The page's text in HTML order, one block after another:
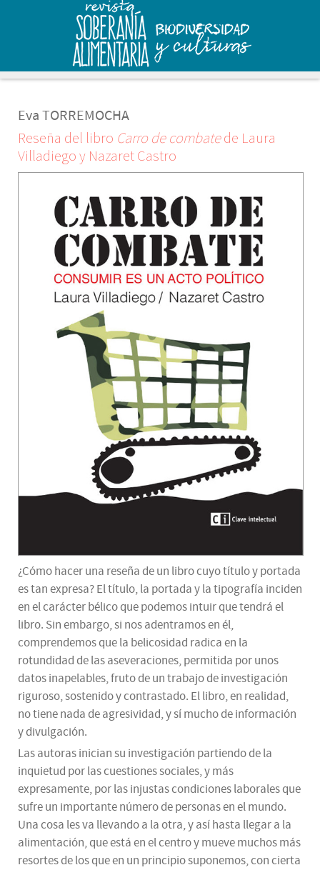
Eva TORREMOCHA
Reseña del libro Carro de combatede Laura
Villadiego y Nazaret Castro
¿Cómo hacer una reseña de un libro cuyo título y portada
es tan expresa? El título, la portada y la tipografía inciden
en el carácter bélico que podemos intuir que tendrá el
libro. Sin embargo, si nos adentramos en él,
comprendemos que la belicosidad radica en la
rotundidad de las aseveraciones, permitida por unos
datos inapelables, fruto de un trabajo de investigación
riguroso, sostenido y contrastado. El libro, en realidad,
no tiene nada de agresividad, y sí mucho de información
y divulgación.
Las autoras inician su investigación partiendo de la
inquietud por las cuestiones sociales, y más
expresamente, por las injustas condiciones laborales que
sufre un importante número de personas en el mundo.
Una cosa les va llevando a la otra, y así hasta llegar a la
alimentación, que está en el centro y mueve muchos más
resortes de los que en un principio suponemos, con cierta